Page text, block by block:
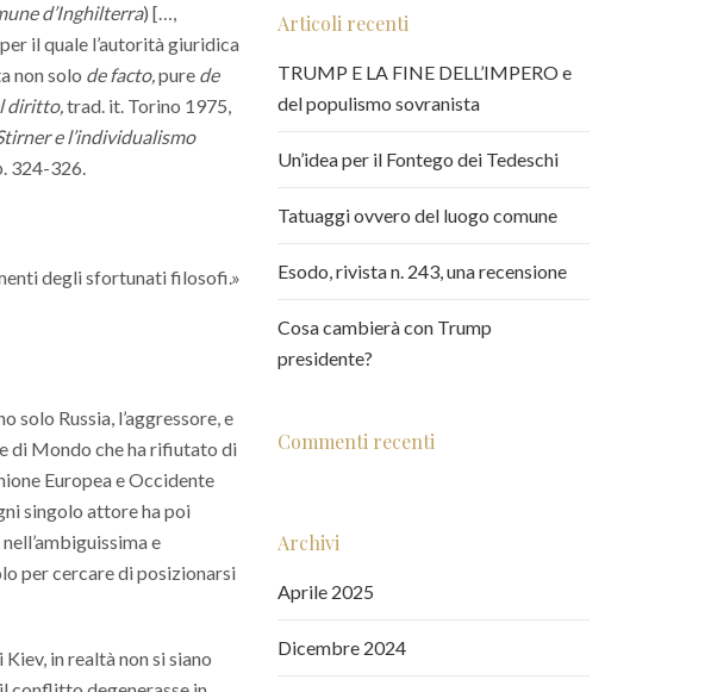
d’Inghilterra) […,
il quale l’autorità giuridica
non solo de facto,pure de
diritto,trad. it. Torino 1975,
e l’individualismo
324-326.
degli sfortunati filosofi.»
Russia, l’aggressore, e
di Mondo che ha rifiutato di
Europea e Occidente
singolo attore ha poi
e
per cercare di posizionarsi
in realtà non si siano
Articoli recenti
TRUMP E LA FINE DELL’IMPERO e
del populismo sovranista
Un’idea per il Fontego dei Tedeschi
Tatuaggi ovvero del luogo comune
Esodo, rivista n. 243, una recensione
Cosa cambierà con Trump
presidente?
Commenti recenti
Archivi
Aprile 2025
Dicembre 2024